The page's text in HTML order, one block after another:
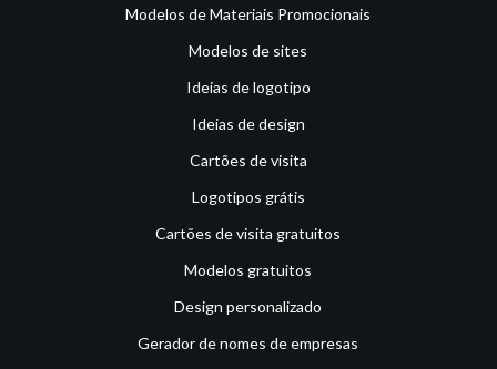
Modelos de Materiais Promocionais
Modelos de sites
Ideias de logotipo
Ideias de design
Cartões de visita
Logotipos grátis
Cartões de visita gratuitos
Modelos gratuitos
Design personalizado
Gerador de nomes de empresas